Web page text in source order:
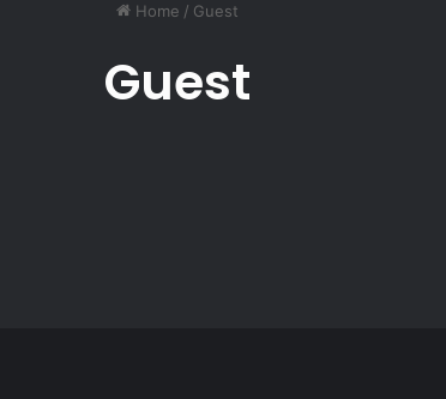
Home / Guest
Guest